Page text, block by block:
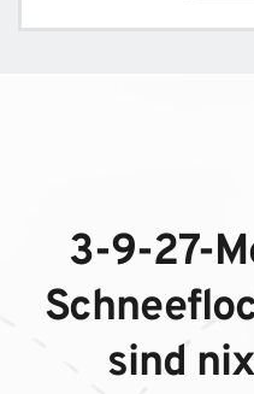
3-9-27-
sind